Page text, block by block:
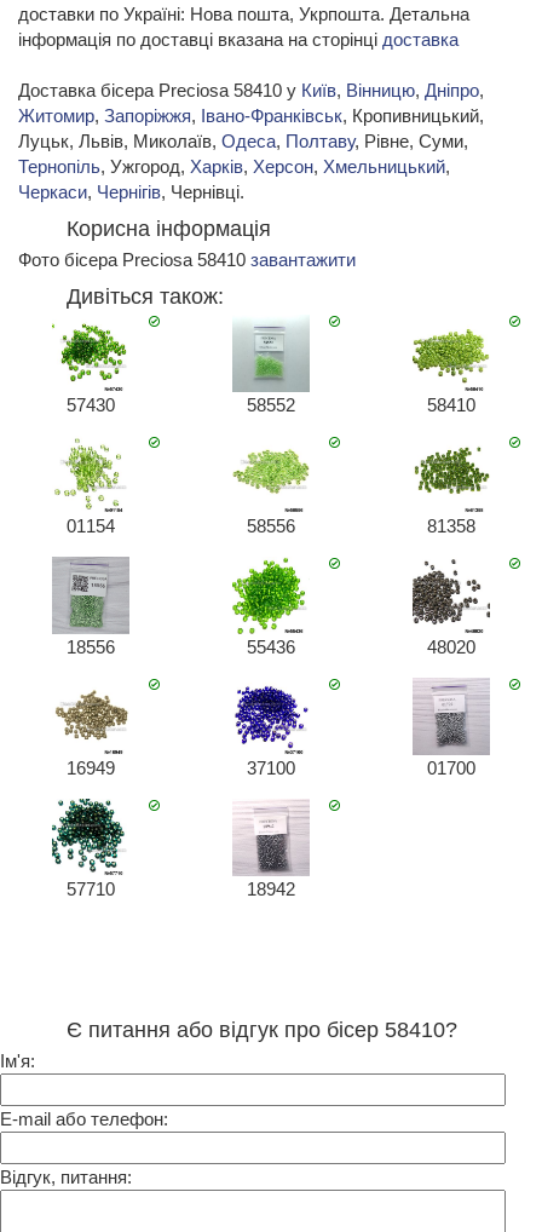
доставки по Україні: Нова пошта, Укрпошта. Детальна
інформація по доставці вказана на сторінці доставка
Доставка бісера Preciosa 58410 у Київ, Вінницю, Дніпро,
Житомир, Запоріжжя, Івано-Франківськ, Кропивницький,
Луцьк, Львів, Миколаїв, Одеса, Полтаву, Рівне, Суми,
Тернопіль, Ужгород, Харків, Херсон, Хмельницький,
Черкаси, Чернігів, Чернівці.
Корисна інформація
Фото бісера Preciosa 58410 завантажити
Дивіться також:
57430 58552 58410
01154 58556 81358
18556 55436 48020
16949 37100 01700
57710 18942
Є питання або відгук про бісер 58410?
Ім'я:
E-mail або телефон:
Відгук, питання: